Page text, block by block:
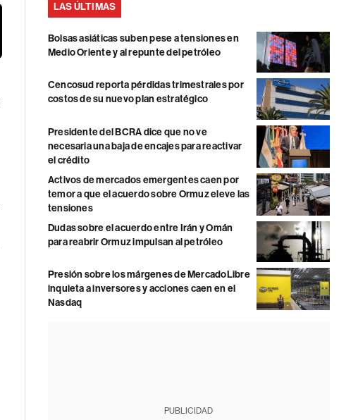
LAS ÚLTIMAS
Bolsas asiáticas suben pese a tensiones en
Medio Oriente y al repunte del petróleo
Cencosud reporta pérdidas trimestrales por
costos de su nuevo plan estratégico
Presidente del BCRA dice que no ve
necesaria una baja de encajes para reactivar
el crédito
Activos de mercados emergentes caen por
temor a que el acuerdo sobre Ormuz eleve las
tensiones
Dudas sobre el acuerdo entre Irán y Omán
para reabrir Ormuz impulsan al petróleo
Presión sobre los márgenes de MercadoLibre
inquieta a inversores y acciones caen en el
Nasdaq
PUBLICIDAD